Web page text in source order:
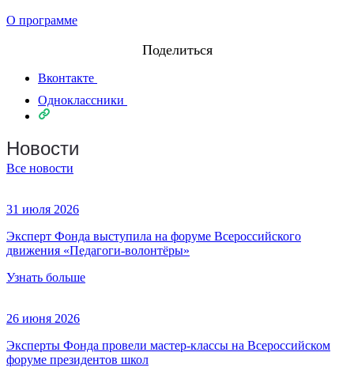
О программе
Поделиться
Вконтакте
Одноклассники
Новости
Все новости
31 июля 2026
Эксперт Фонда выступила на форуме Всероссийского
движения «Педагоги-волонтёры»
Узнать больше
26 июня 2026
Эксперты Фонда провели мастер-классы на Всероссийском
форуме президентов школ